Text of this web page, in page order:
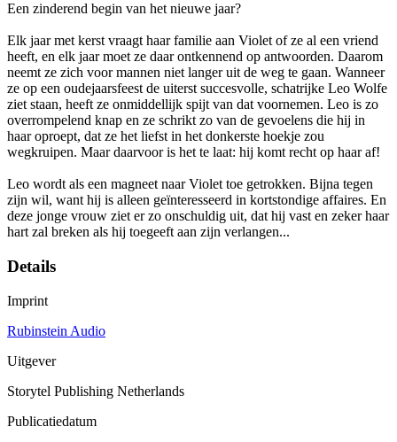
Een zinderend begin van het nieuwe jaar?
Elk jaar met kerst vraagt haar familie aan Violet of ze al een vriend
heeft, en elk jaar moet ze daar ontkennend op antwoorden. Daarom
neemt ze zich voor mannen niet langer uit de weg te gaan. Wanneer
ze op een oudejaarsfeest de uiterst succesvolle, schatrijke Leo Wolfe
ziet staan, heeft ze onmiddellijk spijt van dat voornemen. Leo is zo
overrompelend knap en ze schrikt zo van de gevoelens die hij in
haar oproept, dat ze het liefst in het donkerste hoekje zou
wegkruipen. Maar daarvoor is het te laat: hij komt recht op haar af!
Leo wordt als een magneet naar Violet toe getrokken. Bijna tegen
zijn wil, want hij is alleen geïnteresseerd in kortstondige affaires. En
deze jonge vrouw ziet er zo onschuldig uit, dat hij vast en zeker haar
hart zal breken als hij toegeeft aan zijn verlangen...
Details
Imprint
Rubinstein Audio
Uitgever
Storytel Publishing Netherlands
Publicatiedatum